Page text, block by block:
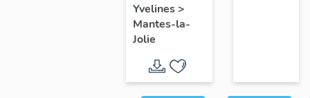
Yvelines>
Mantes-la-
Jolie